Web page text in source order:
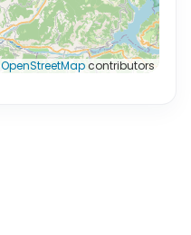
OpenStreetMapcontributors